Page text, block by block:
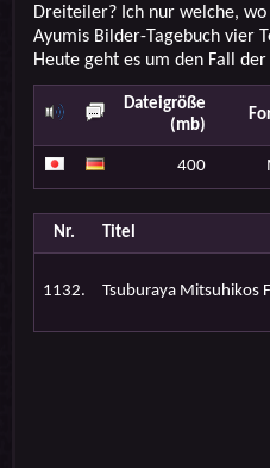
Dreiteiler? Ich nur welche,
Ayumis Bilder-Tagebuch vier
Heute geht es um den Fall
Dateigröße
(mb)
400
Nr. Titel
1132. Tsuburaya Mitsuhikos